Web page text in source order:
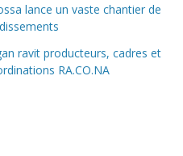
lance un vaste chantier de
ravit producteurs, cadres et
RA.CO.NA